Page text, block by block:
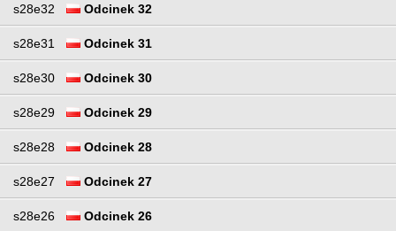
s28e32 Odcinek 32
s28e31 Odcinek 31
s28e30 Odcinek 30
s28e29 Odcinek 29
s28e28 Odcinek 28
s28e27 Odcinek 27
s28e26 Odcinek 26